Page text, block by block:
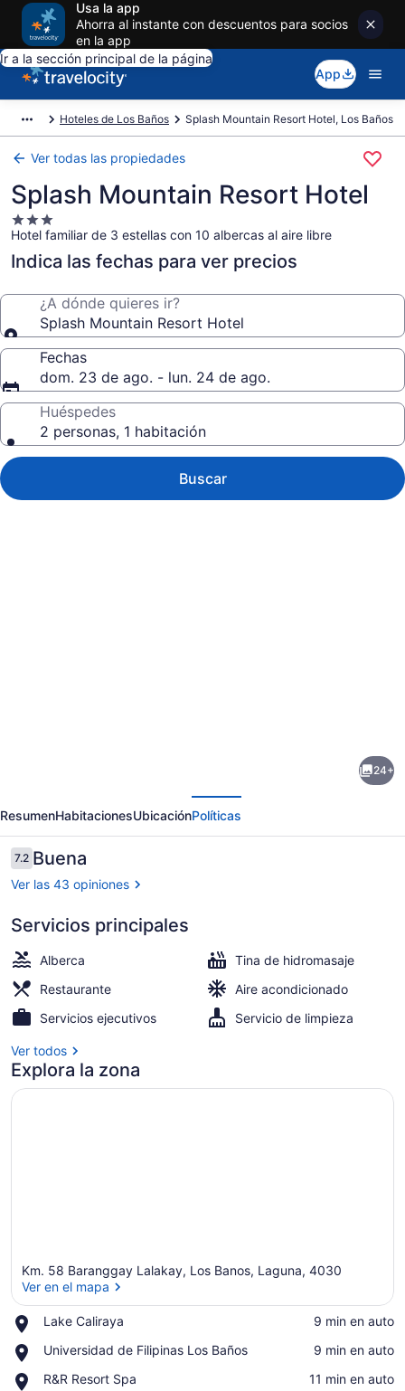
Usa la app
Ahorra al instante con descuentos para socios
en la app
Ir a la sección principal de la página
App
Hoteles de Los Baños Splash Mountain Resort Hotel, Los Baños
Ver todas las propiedades
Splash Mountain Resort Hotel
Propiedad
de
3.0
Hotel familiar de 3 estellas con 10 albercas al aire libre
Indica las fechas para ver precios
¿A dónde quieres ir?
Splash Mountain Resort Hotel
Fechas
dom. 23 de ago. - lun. 24 de ago.
Huéspedes
2 personas, 1 habitación
Buscar
Mountain
Resort
Hotel
24+
ResumenHabitacionesUbicaciónPolíticas
Opiniones
7.27.2 de 10,
Buena
Ver las 43 opiniones
Servicios principales
Alberca
Tina de hidromasaje
Restaurante
Aire acondicionado
Servicios ejecutivos
Servicio de limpieza
Ver todos
Explora la zona
Km. 58 Baranggay Lalakay, Los Banos, Laguna, 4030
Ver en el mapa
Lake Caliraya
Place,
Caliraya
‪9 min en auto‬
Universidad de Filipinas Los Baños
Place,
de
‪9 min en auto‬
R&R Resort Spa
Place,
‪11 min en auto‬